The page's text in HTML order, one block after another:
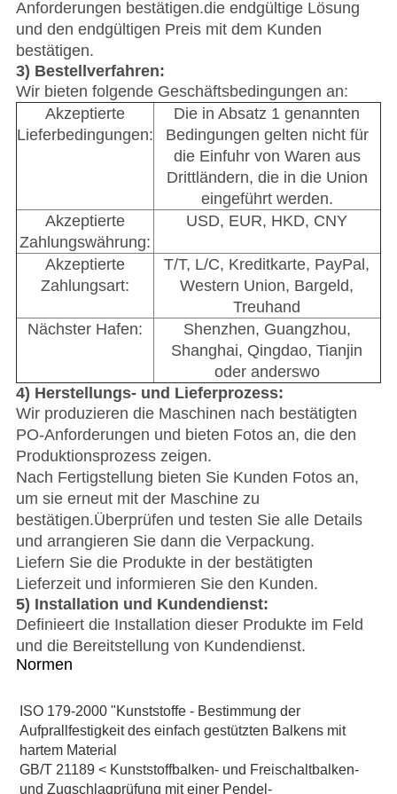
Anforderungen bestätigen.die endgültige Lösung
und den endgültigen Preis mit dem Kunden
bestätigen.
3) Bestellverfahren:
Wir bieten folgende Geschäftsbedingungen an:
Akzeptierte
Lieferbedingungen:
Die in Absatz 1 genannten
Bedingungen gelten nicht für
die Einfuhr von Waren aus
Drittländern, die in die Union
eingeführt werden.
Akzeptierte
Zahlungswährung:
USD, EUR, HKD, CNY
Akzeptierte
Zahlungsart:
T/T, L/C, Kreditkarte, PayPal,
Western Union, Bargeld,
Treuhand
Nächster Hafen:
Shenzhen, Guangzhou,
Shanghai, Qingdao, Tianjin
oder anderswo
4) Herstellungs- und Lieferprozess:
Wir produzieren die Maschinen nach bestätigten
PO-Anforderungen und bieten Fotos an, die den
Produktionsprozess zeigen.
Nach Fertigstellung bieten Sie Kunden Fotos an,
um sie erneut mit der Maschine zu
bestätigen.Überprüfen und testen Sie alle Details
und arrangieren Sie dann die Verpackung.
Liefern Sie die Produkte in der bestätigten
Lieferzeit und informieren Sie den Kunden.
5) Installation und Kundendienst:
Definieert die Installation dieser Produkte im Feld
und die Bereitstellung von Kundendienst.
Normen
ISO 179-2000 "Kunststoffe - Bestimmung der
Aufprallfestigkeit des einfach gestützten Balkens mit
hartem Material
GB/T 21189 < Kunststoffbalken- und Freischaltbalken-
und Zugschlagprüfung mit einer Pendel-